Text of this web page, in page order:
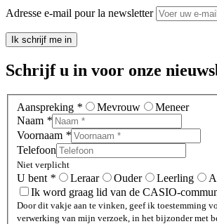
Adresse e-mail pour la newsletter
Ik schrijf me in
Schrijf u in voor onze
Aanspreking * Mevrouw
Meneer
Naam *
Voornaam *
Telefoon
Niet verplicht
U bent * Leraar Ouder Leerling
Ik word graag lid van de CASIO-
Door dit vakje aan te vinken, geef ik toestemming
verwerking van mijn verzoek, in het bijzonder met